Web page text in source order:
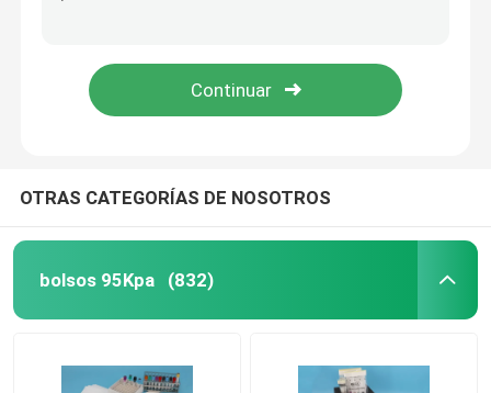
Caja médica del espécimen
OTRAS CATEGORÍAS DE NOSOTROS
bolsos 95Kpa (832)